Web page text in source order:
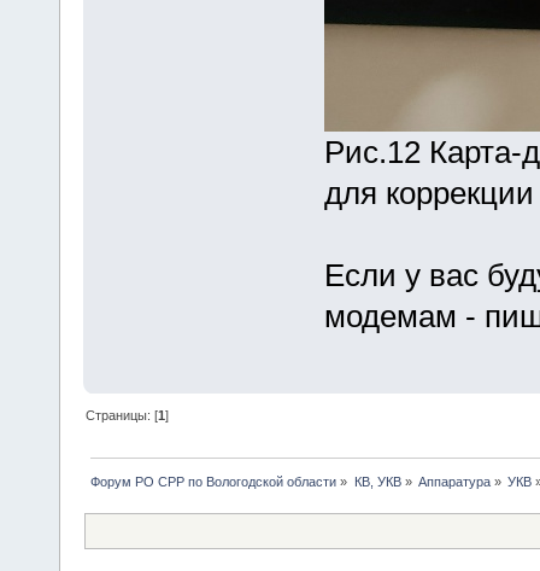
Рис.12 Карта-
для
Если у вас
модемам -
Страницы: [1]
Форум РО СРР по Вологодской области » КВ, УКВ» Аппаратура» УКВ